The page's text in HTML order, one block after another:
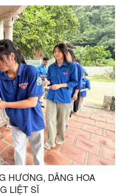
HƯƠNG, DÂNG HOA
LIỆT SĨ